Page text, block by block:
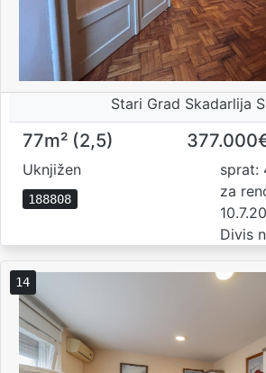
Stari Grad Skadarlija
77m² (2,5)
Uknjižen
188808
sprat:
za
Divis
14